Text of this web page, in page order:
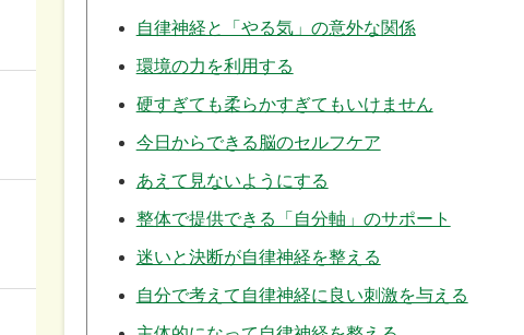
自律神経と「やる気」の意外な関係
環境の力を利用する
硬すぎても柔らかすぎてもいけません
今日からできる脳のセルフケア
あえて見ないようにする
整体で提供できる「自分軸」のサポート
迷いと決断が自律神経を整える
自分で考えて自律神経に良い刺激を与える